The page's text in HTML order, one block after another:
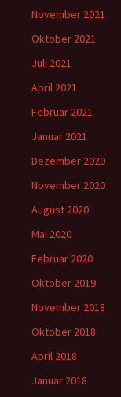
November 2021
Oktober 2021
Juli 2021
April 2021
Februar 2021
Januar 2021
Dezember 2020
November 2020
August 2020
Mai 2020
Februar 2020
Oktober 2019
November 2018
Oktober 2018
April 2018
Januar 2018